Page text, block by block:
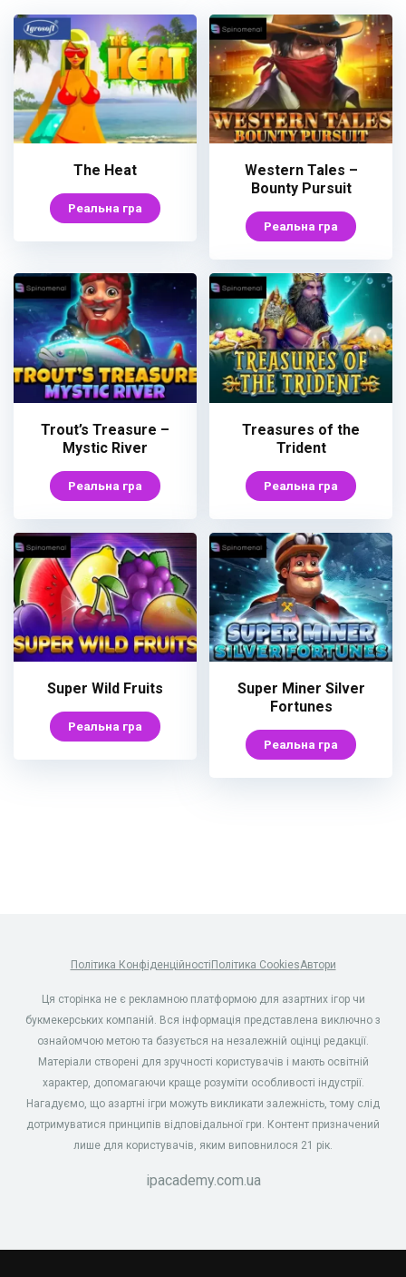
The Heat
Реальна гра
Western Tales –
Bounty Pursuit
Реальна гра
Trout’s Treasure –
Mystic River
Реальна гра
Treasures of the
Trident
Реальна гра
Super Wild Fruits
Реальна гра
Super Miner Silver
Fortunes
Реальна гра
ipacademy.com.ua
Політика Конфіденційності Політика CookiesАвтори
Ця сторінка не є рекламною платформою для азартних ігор чи
букмекерських компаній. Вся інформація представлена виключно з
ознайомчою метою та базується на незалежній оцінці редакції.
Матеріали створені для зручності користувачів і мають освітній
характер, допомагаючи краще розуміти особливості індустрії.
Нагадуємо, що азартні ігри можуть викликати залежність, тому слід
дотримуватися принципів відповідальної гри. Контент призначений
лише для користувачів, яким виповнилося 21 рік.